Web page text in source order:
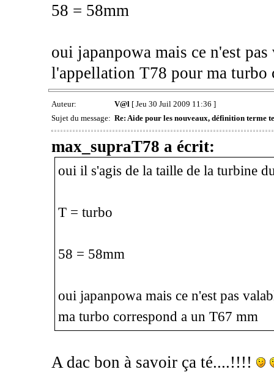
58 = 58mm
oui japanpowa mais ce n'est
l'appellation T78 pour ma turbo
Auteur: V@l [ Jeu 30 Juil 2009 11:36 ]
Sujet du message: Re: Aide pour les nouveaux, définition terme
max_supraT78 a écrit:
oui il s'agis de la taille de la turbine
T = turbo
58 = 58mm
oui japanpowa mais ce n'est pas
ma turbo correspond a un T67 mm
A dac bon à savoir ça té....!!!!